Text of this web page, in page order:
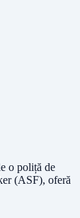
o poliță de
(ASF), oferă